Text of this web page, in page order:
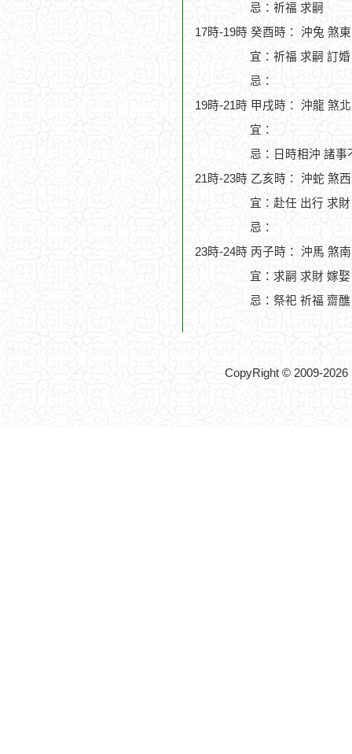
忌：祈福 求嗣
17時-19時 癸酉時： 沖兔 煞
宜：祈福 求嗣 訂
忌：
19時-21時 甲戌時： 沖龍 煞
宜：
忌：日時相沖 諸事
21時-23時 乙亥時： 沖蛇 煞
宜：赴任 出行 求
忌：
23時-24時 丙子時： 沖馬 煞
宜：求嗣 求財 嫁
忌：祭祀 祈福 齋
CopyRight © 2009-2026